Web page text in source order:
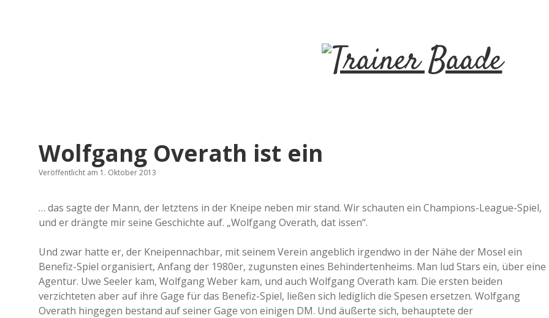
T
i
n
e
r
Wolfgang Overath ist ein
Veröffentlicht am 1. Oktober 2013
… das sagte der Mann, der letztens in der Kneipe neben mir stand. Wir schauten ein Champions-League-Spiel,
und er drängte mir seine Geschichte auf. „Wolfgang Overath, dat issen“.
Und zwar hatte er, der Kneipennachbar, mit seinem Verein angeblich irgendwo in der Nähe der Mosel ein
Benefiz-Spiel organisiert, Anfang der 1980er, zugunsten eines Behindertenheims. Man lud Stars ein, über eine
Agentur. Uwe Seeler kam, Wolfgang Weber kam, und auch Wolfgang Overath kam. Die ersten beiden
verzichteten aber auf ihre Gage für das Benefiz-Spiel, ließen sich lediglich die Spesen ersetzen. Wolfgang
Overath hingegen bestand auf seiner Gage von einigen DM. Und äußerte sich, behauptete der